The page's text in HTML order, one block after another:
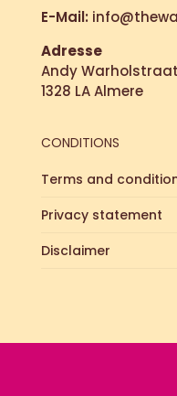
E-Mail:
Adresse
Andy
1328 LA Almere
CONDITIONS
Terms and
Privacy statement
Disclaimer